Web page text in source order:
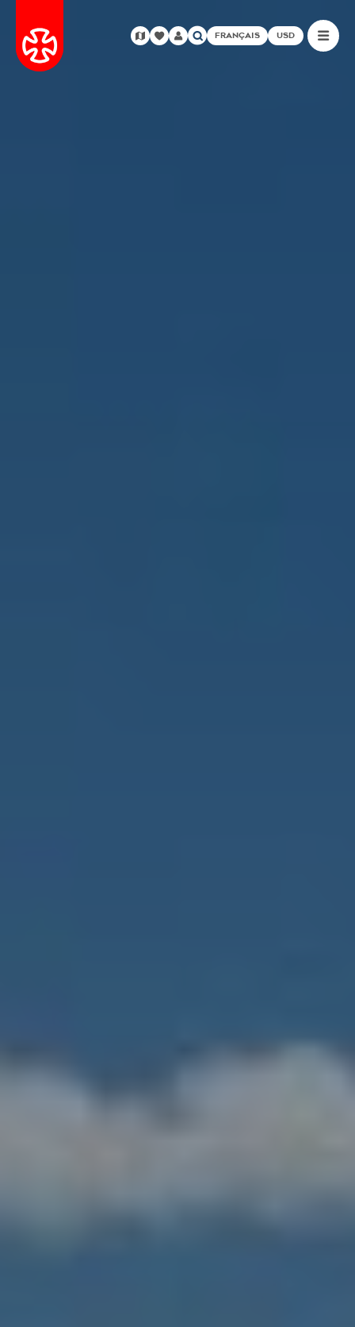
FRANÇAIS USD